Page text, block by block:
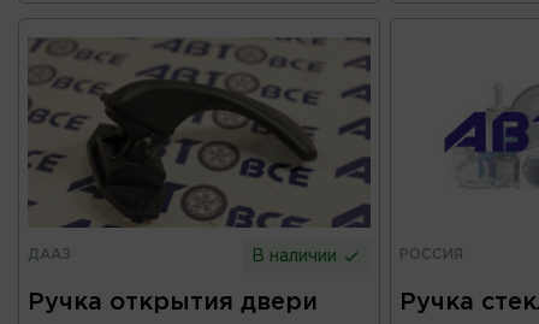
ДААЗ В наличии
Ручка открытия двери
РОССИЯ
Ручка